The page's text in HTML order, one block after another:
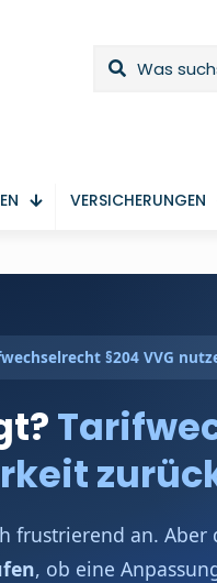
VERSICHERUNGEN
§204 VVG
frustrierend an.
, ob eine